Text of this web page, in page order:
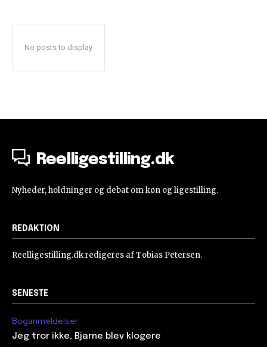
No posts to display
Reelligestilling.dk
Nyheder, holdninger og debat om køn og ligestilling.
REDAKTION
Reelligestilling.dk redigeres af Tobias Petersen.
SENESTE
Boganmeldelser
Jeg tror ikke, Bjarne blev klogere